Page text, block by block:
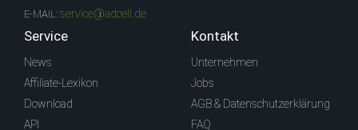
E-MAIL: service@adcell.de
Service
News
Affiliate-Lexikon
Download
API
Kontakt
Unternehmen
Jobs
AGB & Datenschutzerklärung
FAQ